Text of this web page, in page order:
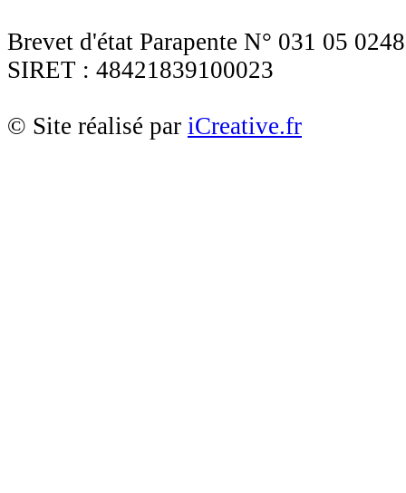
Brevet d'état Parapente N° 031 05 0248
SIRET : 48421839100023
© Site réalisé par iCreative.fr